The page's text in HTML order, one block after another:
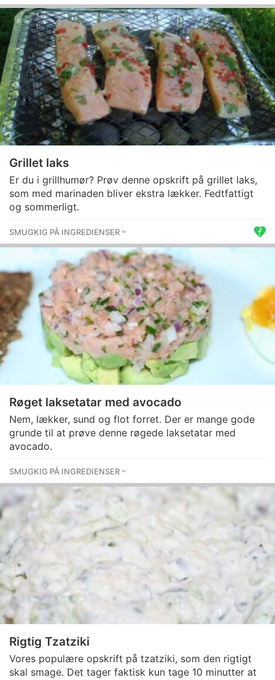
Grillet laks
Er du i grillhumør? Prøv denne opskrift på grillet laks,
som med marinaden bliver ekstra lækker. Fedtfattigt
og sommerligt.
SMUGKIG PÅ INGREDIENSER
Røget laksetatar med avocado
Nem, lækker, sund og flot forret. Der er mange gode
grunde til at prøve denne røgede laksetatar med
avocado.
SMUGKIG PÅ INGREDIENSER
Rigtig Tzatziki
Vores populære opskrift på tzatziki, som den rigtigt
skal smage. Det tager faktisk kun tage 10 minutter at